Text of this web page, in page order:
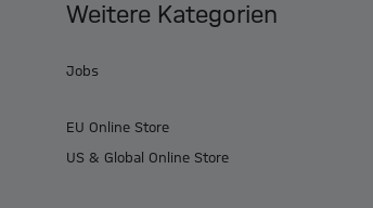
Weitere Kategorien
Jobs
EU Online Store
US & Global Online Store